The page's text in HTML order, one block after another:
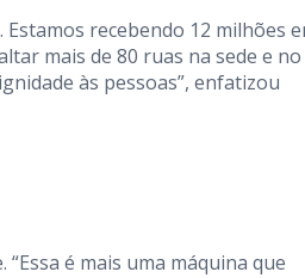
recebendo 12 milhões
mais de 80 ruas na sede e no
às pessoas”, enfatizou
é mais uma máquina que